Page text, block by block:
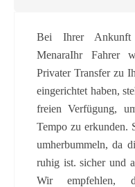
Bei Ihrer Ankunft
MenaraIhr Fahrer
Privater Transfer zu
eingerichtet haben,
freien Verfügung,
Tempo zu erkunden.
umherbummeln, da
ruhig ist. sicher und
Wir empfehlen,